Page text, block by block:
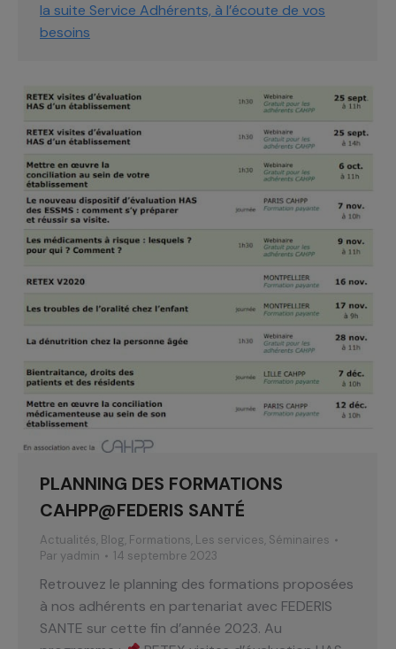
la suite Service Adhérents, à l’écoute de vos
besoins
PLANNING DES FORMATIONS
CAHPP@FEDERIS SANTÉ
Actualités, Blog, Formations, Les services, Séminaires
Par yadmin 14 septembre 2023
Retrouvez le planning des formations proposées
à nos adhérents en partenariat avec FEDERIS
SANTE sur cette fin d’année 2023. Au